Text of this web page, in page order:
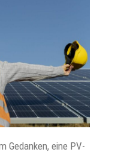
Gedanken, eine PV-